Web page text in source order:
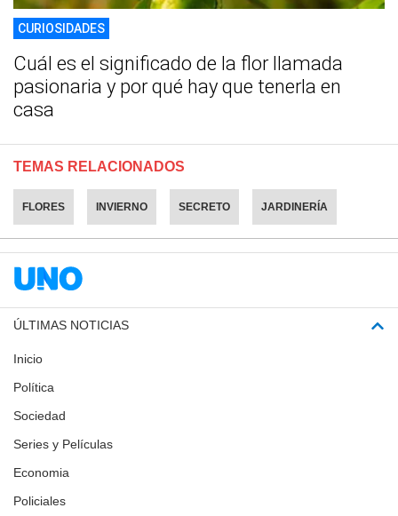
CURIOSIDADES
Cuál es el significado de la flor llamada
pasionaria y por qué hay que tenerla en
casa
TEMAS RELACIONADOS
FLORES INVIERNO SECRETO JARDINERÍA
ÚLTIMAS NOTICIAS
Inicio
Política
Sociedad
Series y Películas
Economia
Policiales